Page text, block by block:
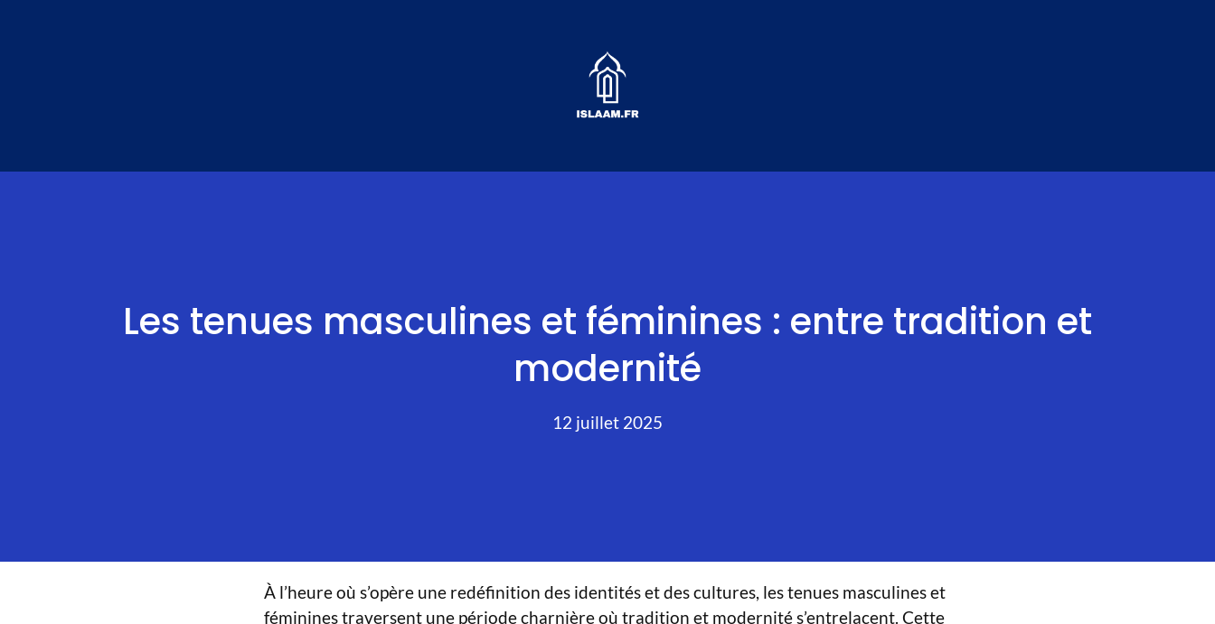
Les tenues masculines et féminines : entre tradition et
modernité
12 juillet 2025
À l’heure où s’opère une redéfinition des identités et des cultures, les tenues masculines et
féminines traversent une période charnière où tradition et modernité s’entrelacent. Cette